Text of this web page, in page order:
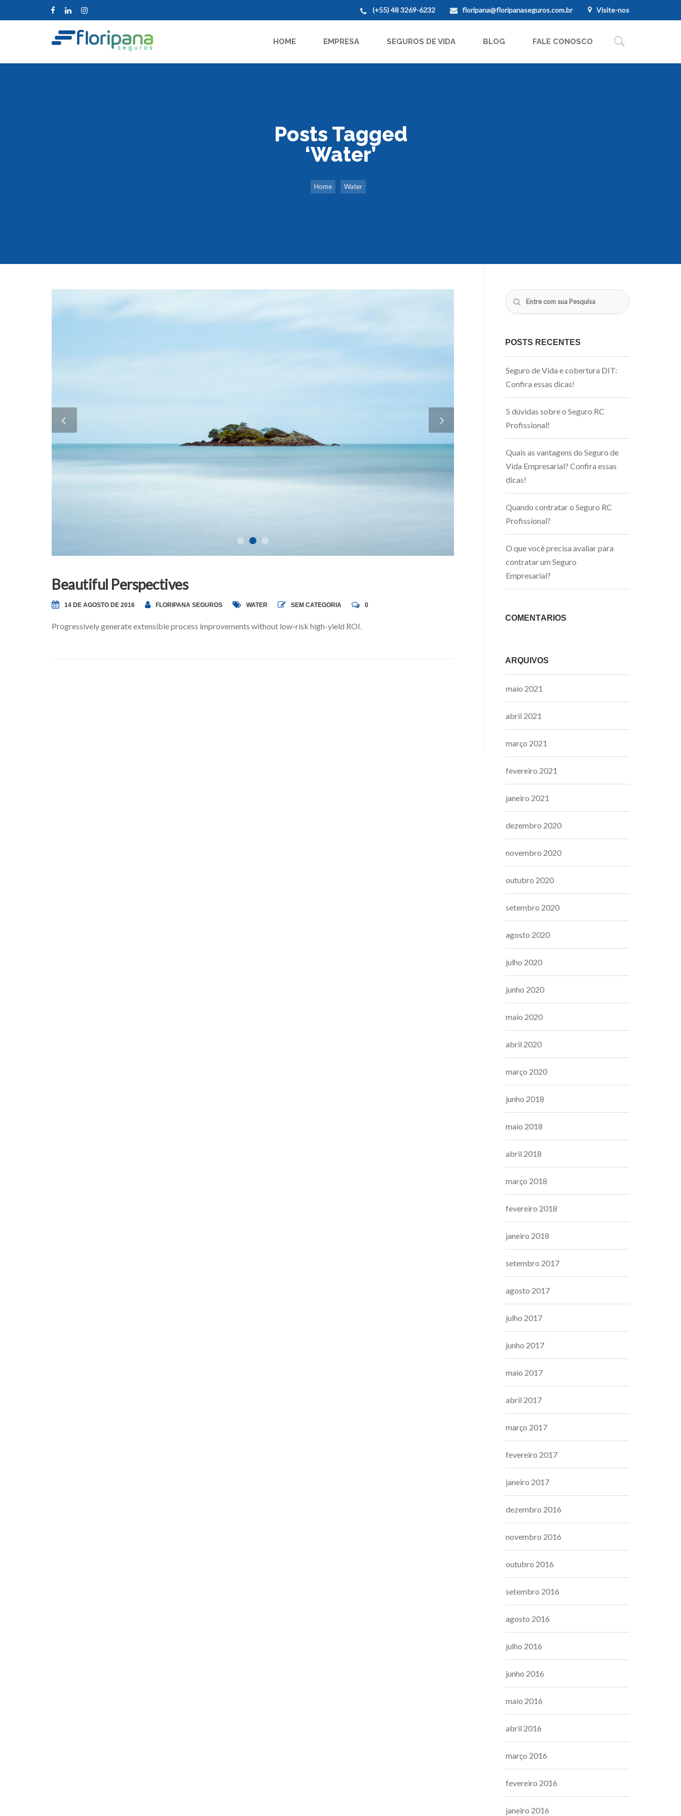
(+55) 48 3269-6232 floripana@floripanaseguros.com.br Visite-nos
HOME EMPRESA SEGUROS DE VIDA BLOG FALE CONOSCO
Posts Tagged
‘Water’
Home Water
Beautiful Perspectives
14 DE AGOSTO DE 2016 FLORIPANA SEGUROS WATER SEM CATEGORIA 0
Progressively generate extensible process improvements without low-risk high-yield ROI.
POSTS RECENTES
Seguro de Vida e cobertura DIT:
Confira essas dicas!
5 dúvidas sobre o Seguro RC
Profissional!
Quais as vantagens do Seguro de
Vida Empresarial? Confira essas
dicas!
Quando contratar o Seguro RC
Profissional?
O que você precisa avaliar para
contratar um Seguro
Empresarial?
COMENTÁRIOS
ARQUIVOS
maio 2021
abril 2021
março 2021
fevereiro 2021
janeiro 2021
dezembro 2020
novembro 2020
outubro 2020
setembro 2020
agosto 2020
julho 2020
junho 2020
maio 2020
abril 2020
março 2020
junho 2018
maio 2018
abril 2018
março 2018
fevereiro 2018
janeiro 2018
setembro 2017
agosto 2017
julho 2017
junho 2017
maio 2017
abril 2017
março 2017
fevereiro 2017
janeiro 2017
dezembro 2016
novembro 2016
outubro 2016
setembro 2016
agosto 2016
julho 2016
junho 2016
maio 2016
abril 2016
março 2016
fevereiro 2016
janeiro 2016